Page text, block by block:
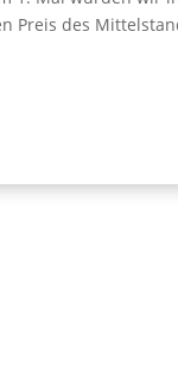
Preis des